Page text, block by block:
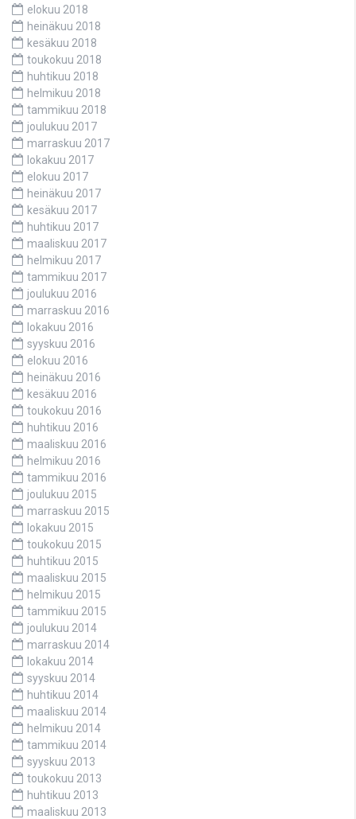
elokuu 2018
heinäkuu 2018
kesäkuu 2018
toukokuu 2018
huhtikuu 2018
helmikuu 2018
tammikuu 2018
joulukuu 2017
marraskuu 2017
lokakuu 2017
elokuu 2017
heinäkuu 2017
kesäkuu 2017
huhtikuu 2017
maaliskuu 2017
helmikuu 2017
tammikuu 2017
joulukuu 2016
marraskuu 2016
lokakuu 2016
syyskuu 2016
elokuu 2016
heinäkuu 2016
kesäkuu 2016
toukokuu 2016
huhtikuu 2016
maaliskuu 2016
helmikuu 2016
tammikuu 2016
joulukuu 2015
marraskuu 2015
lokakuu 2015
toukokuu 2015
huhtikuu 2015
maaliskuu 2015
helmikuu 2015
tammikuu 2015
joulukuu 2014
marraskuu 2014
lokakuu 2014
syyskuu 2014
huhtikuu 2014
maaliskuu 2014
helmikuu 2014
tammikuu 2014
syyskuu 2013
toukokuu 2013
huhtikuu 2013
maaliskuu 2013